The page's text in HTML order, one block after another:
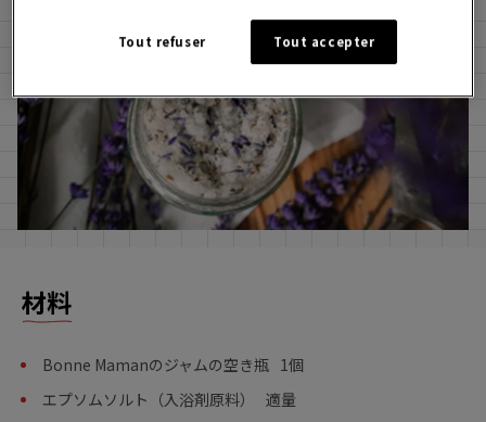
材料
Bonne Mamanのジャムの空き瓶 1個
エプソムソルト（入浴剤原料）
適量
Tout refuser Tout accepter